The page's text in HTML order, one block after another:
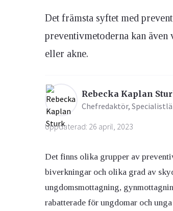
Ögon & Öron
Det främsta syftet med
preventivmetoderna kan
eller akne.
Rebecka Kaplan
Chefredaktör,
Uppdaterad: 26 april, 2023
Det finns olika grupper av
biverkningar och olika grad av
ungdomsmottagning,
rabatterade för ungdomar och